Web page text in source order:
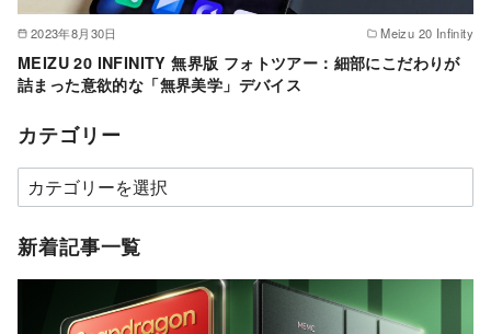
2023年8月30日 Meizu 20 Infinity
MEIZU 20 INFINITY 無界版 フォトツアー：細部にこだわりが
詰まった意欲的な「無界美学」デバイス
カテゴリー
カ
テ
ゴ
新着記事一覧